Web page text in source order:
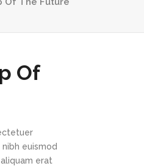
Of
euismod
erat